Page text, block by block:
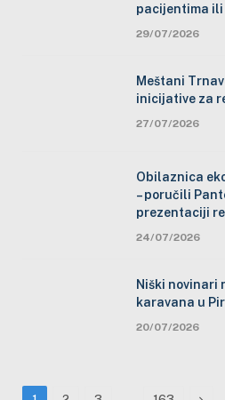
pacijentima
29/07/2026
Meštani
inicijative za
27/07/2026
Obilaznica
– poručili
prezentaciji
24/07/2026
Niški novinari
karavana u
20/07/2026